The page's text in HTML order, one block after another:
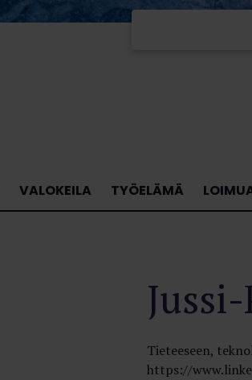
VALOKEILA TYÖELÄMÄ
Tieteeseen,
https://